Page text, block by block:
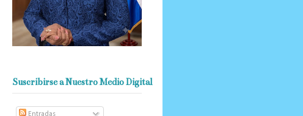
Suscribirse a Nuestro Medio Digital
Entradas